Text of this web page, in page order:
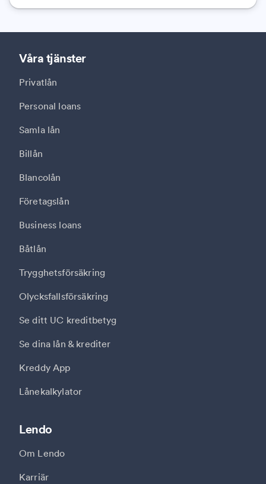
Våra tjänster
Privatlån
Personal loans
Samla lån
Billån
Blancolån
Företagslån
Business loans
Båtlån
Trygghetsförsäkring
Olycksfallsförsäkring
Se ditt UC kreditbetyg
Se dina lån & krediter
Kreddy App
Lånekalkylator
Lendo
Om Lendo
Karriär